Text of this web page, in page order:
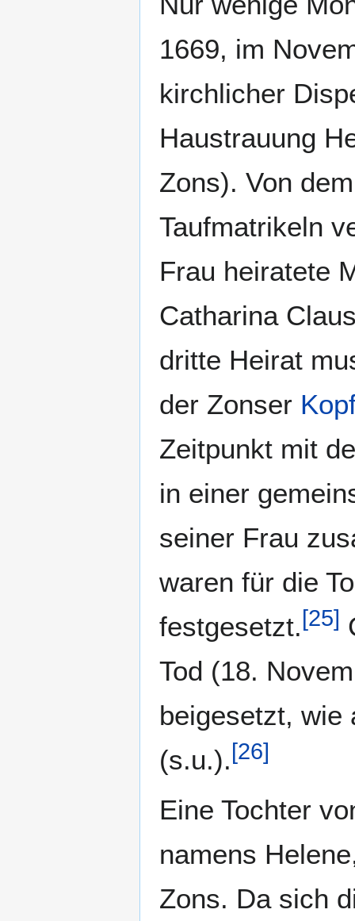
1669, im
kirchlicher
Haustrauung
Zons). Von
Taufmatrikeln
Frau heiratete
Catharina
dritte Heirat
der Zonser
Zeitpunkt mit
in einer
seiner Frau
waren für die
festgesetzt.[25]
Tod (18.
beigesetzt, wie
(s.u.).[26]
Eine Tochter
namens
Zons. Da sich